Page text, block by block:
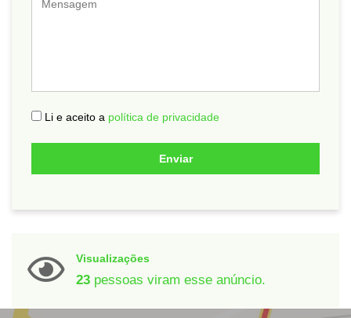
Li e aceito a política de privacidade
Enviar
Visualizações
23 pessoas viram esse anúncio.